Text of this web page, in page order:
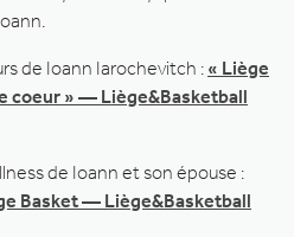
de Ioann Iarochevitch : « Liège
coeur » — Liège&Basketball
de Ioann et son épouse :
Basket — Liège&Basketball